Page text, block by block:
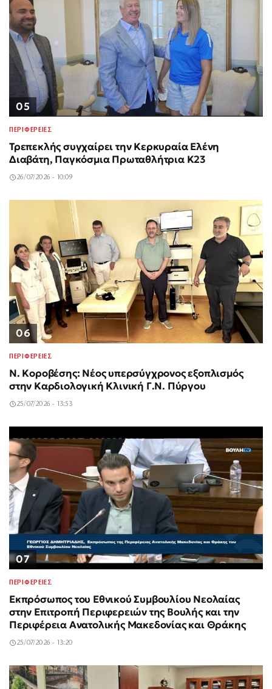
05
ΠΕΡΙΦΕΡΕΙΕΣ
Τρεπεκλής συγχαίρει την Κερκυραία Ελένη
Διαβάτη, Παγκόσμια Πρωταθλήτρια Κ23
26/07/2026 - 10:09
06
ΠΕΡΙΦΕΡΕΙΕΣ
Ν. Κοροβέσης: Νέος υπερσύγχρονος εξοπλισμός
στην Καρδιολογική Κλινική Γ.Ν. Πύργου
25/07/2026 - 13:53
07
ΠΕΡΙΦΕΡΕΙΕΣ
Εκπρόσωπος του Εθνικού Συμβουλίου Νεολαίας
στην Επιτροπή Περιφερειών της Βουλής και την
Περιφέρεια Ανατολικής Μακεδονίας και Θράκης
25/07/2026 - 13:20